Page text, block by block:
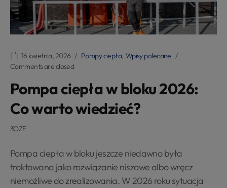
16 kwietnia, 2026 Pompy ciepła, Wpisy polecane
Comments are closed
Pompa ciepła w bloku 2026:
Co warto wiedzieć?
3OZE
Pompa ciepła w bloku jeszcze niedawno była
traktowana jako rozwiązanie niszowe albo wręcz
niemożliwe do zrealizowania. W 2026 roku sytuacja